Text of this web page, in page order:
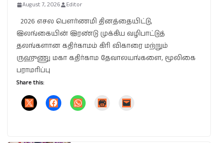
August 7, 2026 Editor
2026 எசல பௌர்ணமி தினத்தையிட்டு,
இலங்கையின் இரண்டு முக்கிய வழிபாட்டுத்
தலங்களான கதிர்காமம் கிரி விகாரை மற்றும்
ருஹுணு மகா கதிர்காம தேவாலயங்களை, மூலிகை
பராமரிப்பு
Share this: